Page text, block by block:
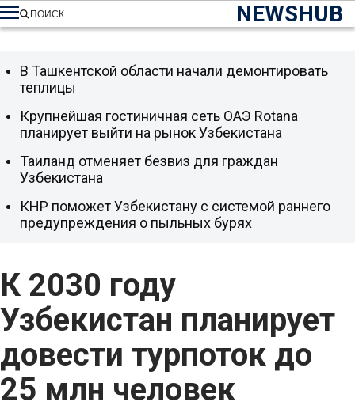
NEWSHUB
ПОИСК
К 2030 году
Узбекистан планирует
довести турпоток до
25 млн человек
В Ташкентской области начали демонтировать
теплицы
Крупнейшая гостиничная сеть ОАЭ Rotana
планирует выйти на рынок Узбекистана
Таиланд отменяет безвиз для граждан
Узбекистана
КНР поможет Узбекистану с системой раннего
предупреждения о пыльных бурях